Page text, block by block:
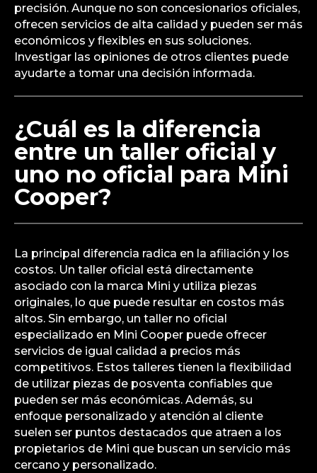
precisión. Aunque no son concesionarios oficiales,
ofrecen servicios de alta calidad y pueden ser más
económicos y flexibles en sus soluciones.
Investigar las opiniones de otros clientes puede
ayudarte a tomar una decisión informada.
¿Cuál es la diferencia
entre un taller oficial y
uno no oficial para Mini
Cooper?
La principal diferencia radica en la afiliación y los
costos. Un taller oficial está directamente
asociado con la marca Mini y utiliza piezas
originales, lo que puede resultar en costos más
altos. Sin embargo, un taller no oficial
especializado en Mini Cooper puede ofrecer
servicios de igual calidad a precios más
competitivos. Estos talleres tienen la flexibilidad
de utilizar piezas de posventa confiables que
pueden ser más económicas. Además, su
enfoque personalizado y atención al cliente
suelen ser puntos destacados que atraen a los
propietarios de Mini que buscan un servicio más
cercano y personalizado.